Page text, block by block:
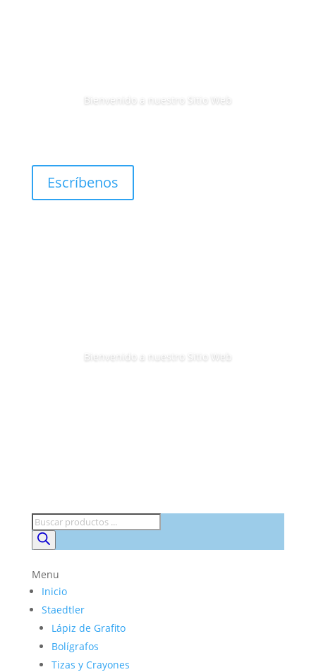
Bienvenido a nuestro Sitio Web
Escríbenos
Bienvenido a nuestro Sitio Web
Búsqueda
de
productos
Menu
Inicio
Staedtler
Lápiz de Grafito
Bolígrafos
Tizas y Crayones